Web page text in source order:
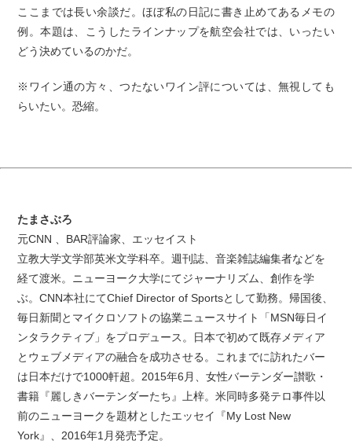
ここまでは長い余談だ。ほぼ私の日記に書き止めてあるメモの
例。本題は、こうしたラインナップを航空会社では、いったい
どう決めているのかだ。
※ワイン通の方々、つたないワイン評については、無視しても
らいたい。恐縮。
たまさぶろ
元CNN 、BAR評論家、エッセイスト
立教大学文学部英米文学科卒。週刊誌、音楽雑誌編集者などを
経て渡米。ニューヨーク大学にてジャーナリズム、創作を学
ぶ。CNN本社にてChief Director of Sportsとして勤務。帰国後、
毎日新聞とマイクロソフトの協業ニュースサイト「MSN毎日イ
ンタラクティブ」をプロデュース。日本で初めて既存メディア
とウェブメディアの融合を成功させる。これまでに訪れたバー
は日本だけで1000軒超。2015年6月、女性バーテンダー讃歌・
書籍『麗しきバーテンダーたち』上梓。米同時多発テロ事件以
前のニューヨークを題材としたエッセイ『My Lost New
York』、2016年1月発売予定。